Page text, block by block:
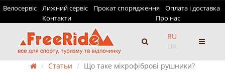
Велосервіс Лижний сервіс Прокат спорядження
Оплата і доставка
Контакти
Про нас
RU
UA
Статьи Що таке мікрофіброві рушники?